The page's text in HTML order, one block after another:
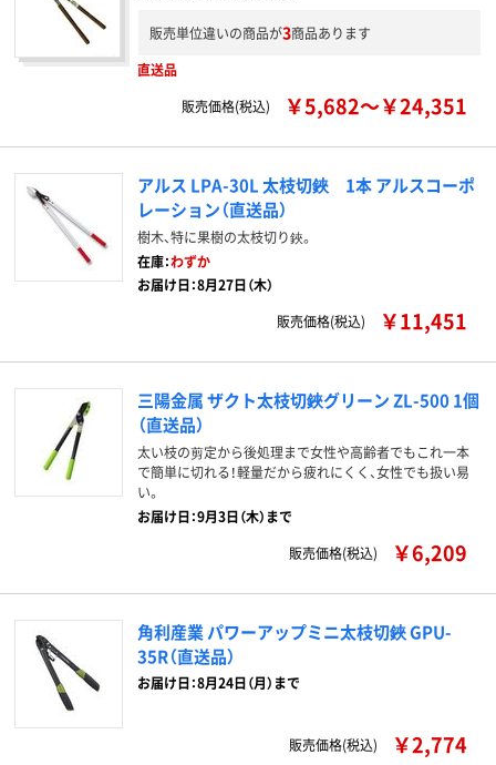
販売単位違いの商品が3商品あります
直送品
販売価格(税込)
￥5,682～￥24,351
アルス LPA-30L 太枝切鋏 1本 アルスコーポ
レーション（直送品）
樹木、特に果樹の太枝切り鋏。
在庫：わずか
お届け日：8月27日（木）
販売価格(税込)
￥11,451
三陽金属 ザクト太枝切鋏グリーン ZL-500 1個
（直送品）
太い枝の剪定から後処理まで女性や高齢者でもこれ一本
で簡単に切れる！軽量だから疲れにくく、女性でも扱い易
い。
お届け日：9月3日（木）まで
販売価格(税込)
￥6,209
角利産業 パワーアップミニ太枝切鋏 GPU-
35R（直送品）
お届け日：8月24日（月）まで
販売価格(税込) ￥2,774